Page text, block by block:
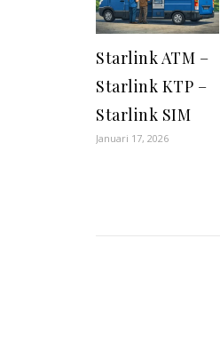
Starlink ATM –
Starlink KTP –
Starlink SIM
Januari 17, 2026